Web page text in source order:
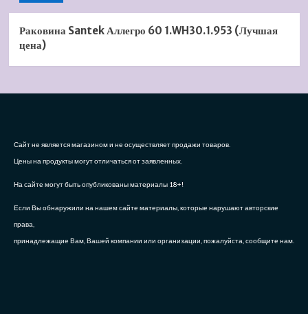
Раковина Santek Аллегро 60 1.WH30.1.953 (Лучшая
цена)
Сайт не является магазином и не осуществляет продажи товаров.
Цены на продукты могут отличаться от заявленных.
На сайте могут быть опубликованы материалы 18+!
Если Вы обнаружили на нашем сайте материалы, которые нарушают авторские
права,
принадлежащие Вам, Вашей компании или организации, пожалуйста, сообщите нам.